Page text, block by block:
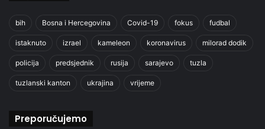
bih Bosna i Hercegovina Covid-19 fokus fudbal
istaknuto izrael kameleon koronavirus milorad dodik
policija predsjednik rusija sarajevo tuzla
tuzlanski kanton ukrajina vrijeme
Preporučujemo